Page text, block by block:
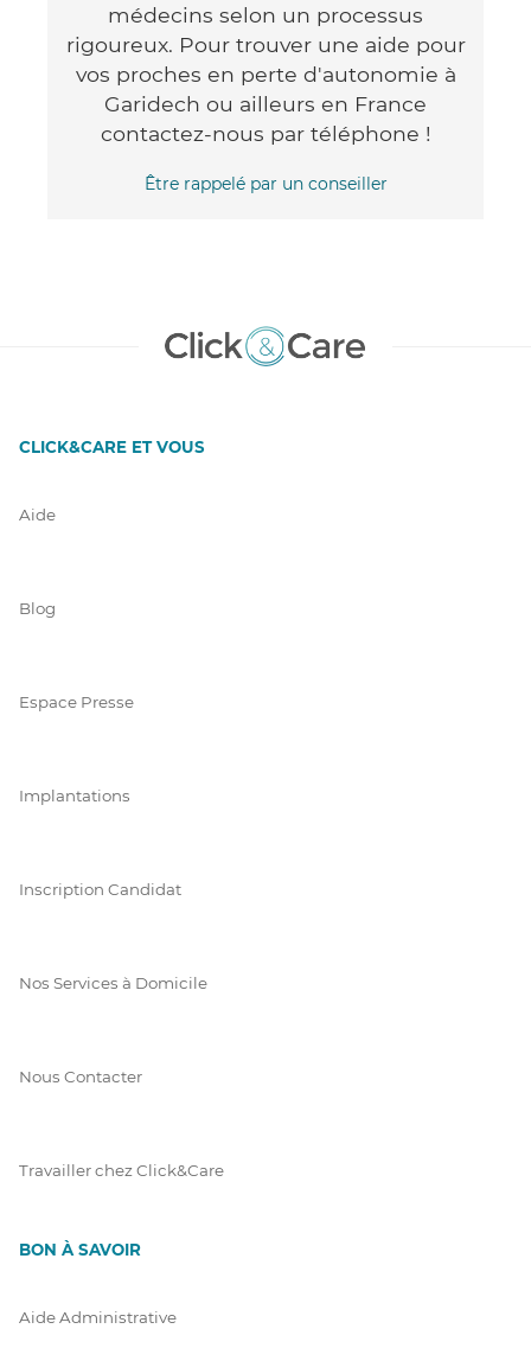
médecins selon un processus
rigoureux. Pour trouver une aide pour
vos proches en perte d'autonomie à
Garidech ou ailleurs en France
contactez-nous par téléphone !
Être rappelé par un conseiller
CLICK&CARE ET VOUS
Aide
Blog
Espace Presse
Implantations
Inscription Candidat
Nos Services à Domicile
Nous Contacter
Travailler chez Click&Care
BON À SAVOIR
Aide Administrative